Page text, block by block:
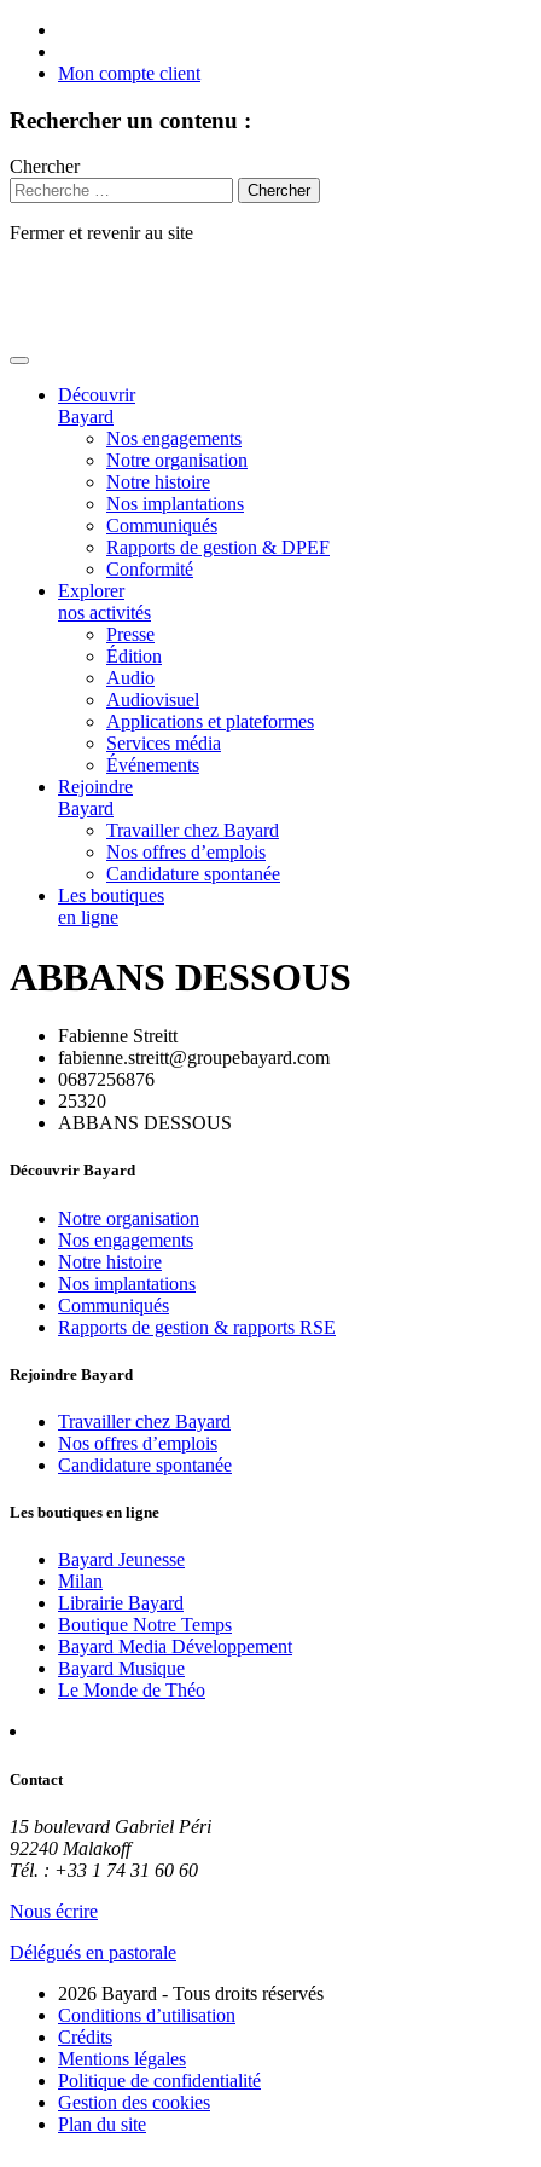
Mon compte client
Rechercher un contenu :
Chercher
Fermer et revenir au site
Découvrir
Bayard
Nos engagements
Notre organisation
Notre histoire
Nos implantations
Communiqués
Rapports de gestion & DPEF
Conformité
Explorer
nos activités
Presse
Édition
Audio
Audiovisuel
Applications et plateformes
Services média
Événements
Rejoindre
Bayard
Travailler chez Bayard
Nos offres d’emplois
Candidature spontanée
Les boutiques
en ligne
ABBANS DESSOUS
Fabienne Streitt
fabienne.streitt@groupebayard.com
0687256876
25320
ABBANS DESSOUS
Découvrir Bayard
Notre organisation
Nos engagements
Notre histoire
Nos implantations
Communiqués
Rapports de gestion & rapports RSE
Rejoindre Bayard
Travailler chez Bayard
Nos offres d’emplois
Candidature spontanée
Les boutiques en ligne
Bayard Jeunesse
Milan
Librairie Bayard
Boutique Notre Temps
Bayard Media Développement
Bayard Musique
Le Monde de Théo
Contact
15 boulevard Gabriel Péri
92240 Malakoff
Tél. : +33 1 74 31 60 60
Nous écrire
Délégués en pastorale
2026 Bayard - Tous droits réservés
Conditions d’utilisation
Crédits
Mentions légales
Politique de confidentialité
Gestion des cookies
Plan du site